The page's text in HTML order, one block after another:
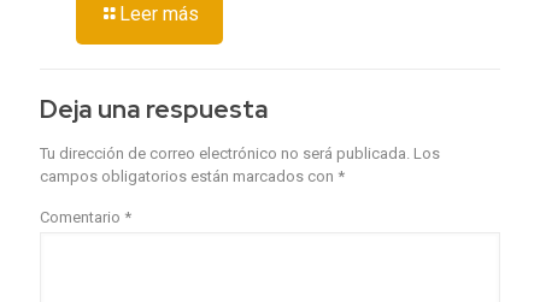
Leer más
Deja una respuesta
Tu dirección de correo electrónico no será publicada. Los
campos obligatorios están marcados con *
Comentario *